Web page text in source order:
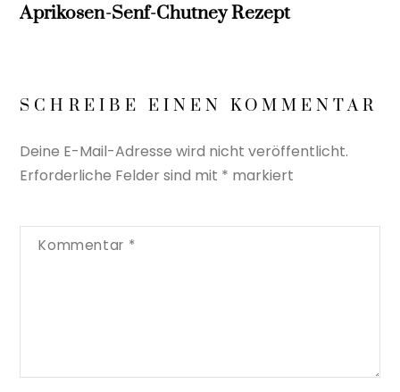
Aprikosen-Senf-Chutney Rezept
SCHREIBE EINEN KOMMENTAR
Deine E-Mail-Adresse wird nicht veröffentlicht.
Erforderliche Felder sind mit * markiert
Kommentar *